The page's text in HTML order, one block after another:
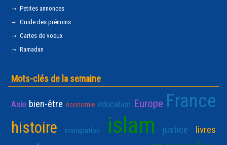
Petites annonces
Guide des prénoms
Cartes de voeux
Ramadan
Mots-clés de la semaine
Asie bien-être économie éducation Europe France
histoire immigration islam justice livres